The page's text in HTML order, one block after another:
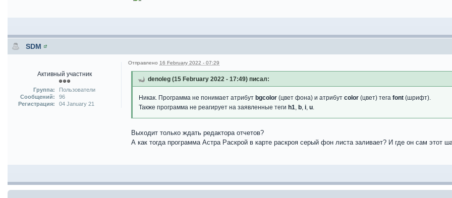
SDM
Активный участник
Группа:
Пользователи
Сообщений:
96
Регистрация:
04 January 21
Отправлено 16 February 2022 - 07:29
denoleg (15 February 2022 - 17:49) писал:
Никак. Программа не понимает атрибут bgcolor (цвет фона) и атрибут color (цвет) тега font (шрифт).
Также программа не реагирует на заявленные теги h1 b i u
Выходит только ждать редактора отчетов?
А как тогда программа Астра Раскрой в карте раскроя серый фон листа заливает? И где он сам этот